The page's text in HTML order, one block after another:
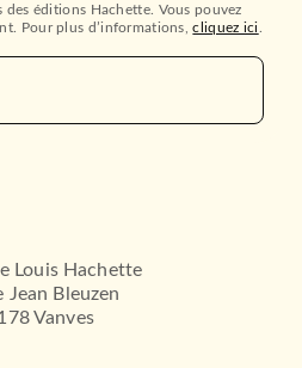
éditions Hachette. Vous pouvez
Pour plus d’informations,cliquez ici
Louis Hachette
Jean Bleuzen
Vanves